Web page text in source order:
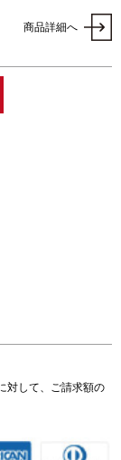
商品詳細へ
対して、ご請求額の